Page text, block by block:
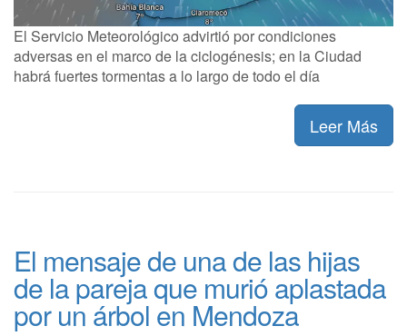
El Servicio Meteorológico advirtió por condiciones
adversas en el marco de la ciclogénesis; en la Ciudad
habrá fuertes tormentas a lo largo de todo el día
Leer Más
El mensaje de una de las hijas
de la pareja que murió aplastada
por un árbol en Mendoza